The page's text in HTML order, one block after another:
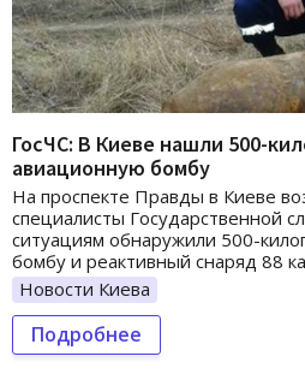
ГосЧС: В Киеве нашли 500-
авиационную бомбу
На проспекте Правды в Киеве
специалисты Государственной
ситуациям обнаружили 500-
бомбу и реактивный снаряд 88
Новости Киева
Подробнее